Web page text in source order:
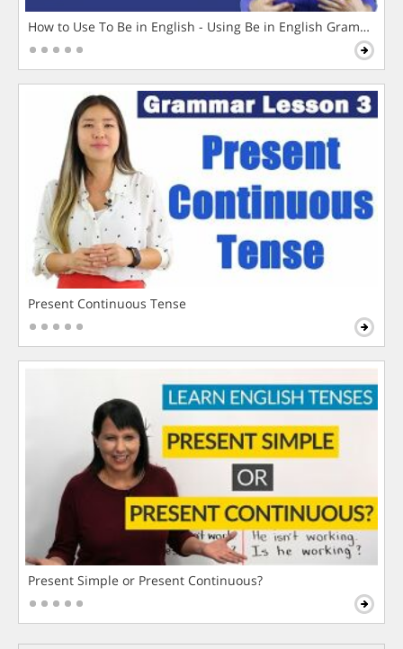
How to Use To Be in English - Using Be in English Grammar
Present Continuous Tense
Present Simple or Present Continuous?